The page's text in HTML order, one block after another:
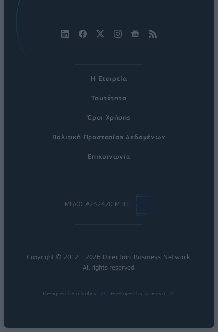
Η Εταιρεία
Ταυτότητα
Όροι Χρήσης
Πολιτική Προστασίας Δεδομένων
Επικοινωνία
ΜΕΛΟΣ #232470 Μ.Η.Τ.
Copyright © 2012 - 2026 Direction Business Network
All rights reserved.
Designed by nikolas Developed by Nuevvo